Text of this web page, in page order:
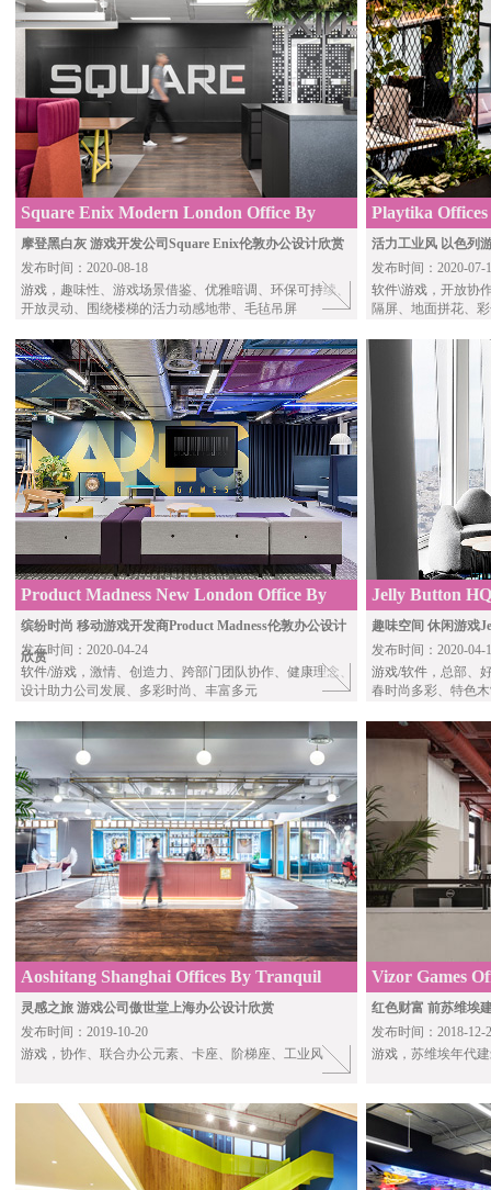
Square Enix Modern London Office By
Oktra
摩登黑白灰 游戏开发公司Square Enix伦敦办公设计欣赏
发布时间：2020-08-18
游戏 ，趣味性、游戏场景借鉴、优雅暗调、环保可持续、
开放灵动、围绕楼梯的活力动感地带、毛毡吊屏
Playtika
活力工业风 以色列
发布时间：2020-07-
软件\游戏 ，开放协
隔屏、地面拼花、
Product Madness New London Office By
Oktra
缤纷时尚 移动游戏开发商Product Madness伦敦办公设计
欣赏
发布时间：2020-04-24
软件/游戏 ，激情、创造力、跨部门团队协作、健康理念、
设计助力公司发展、多彩时尚、丰富多元
Jelly Button
Studio
趣味空间 休闲游戏
发布时间：2020-04-
游戏/软件 ，总部、
春时尚多彩、特色
Aoshitang Shanghai Offices By Tranquil
灵感之旅 游戏公司傲世堂上海办公设计欣赏
发布时间：2019-10-20
游戏 ，协作、联合办公元素、卡座、阶梯座、工业风
Vizor Games
STUDIO11
红色财富 前苏维埃
发布时间：2018-12-
游戏 ，苏维埃年代